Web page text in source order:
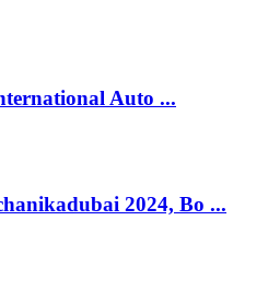
Auto ...
2024, Bo ...